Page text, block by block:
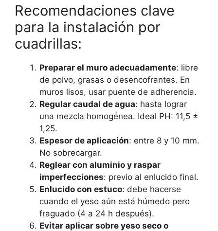
Recomendaciones clave
para la instalación por
cuadrillas:
Preparar el muro adecuadamente: libre
de polvo, grasas o desencofrantes. En
muros lisos, usar puente de adherencia.
Regular caudal de agua: hasta lograr
una mezcla homogénea. Ideal PH: 11,5 ±
1,25.
Espesor de aplicación: entre 8 y 10 mm.
No sobrecargar.
Reglear con aluminio y raspar
imperfecciones: previo al enlucido final.
Enlucido con estuco: debe hacerse
cuando el yeso aún está húmedo pero
fraguado (4 a 24 h después).
Evitar aplicar sobre yeso seco o